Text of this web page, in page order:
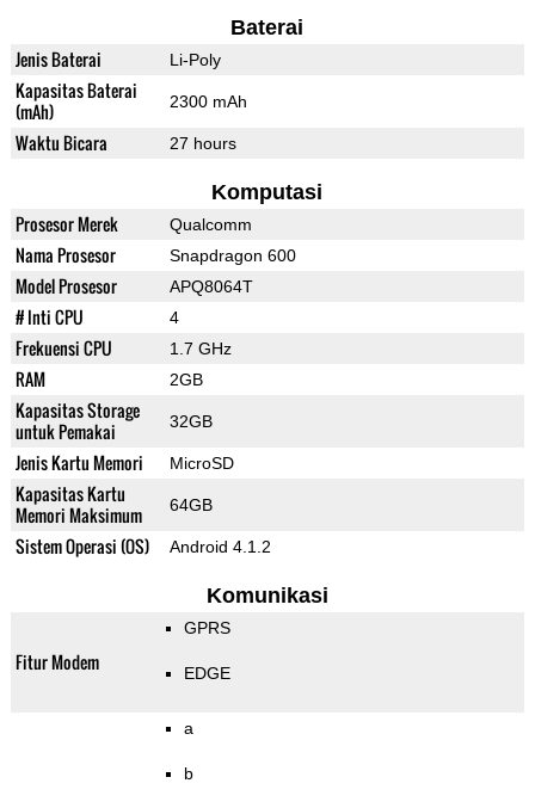
Baterai
Jenis Baterai Li-Poly
Kapasitas Baterai
(mAh)
2300 mAh
Waktu Bicara 27 hours
Komputasi
Prosesor Merek Qualcomm
Nama Prosesor Snapdragon 600
Model Prosesor APQ8064T
# Inti CPU 4
Frekuensi CPU 1.7 GHz
RAM 2GB
Kapasitas Storage
untuk Pemakai
32GB
Jenis Kartu Memori MicroSD
Kapasitas Kartu
Memori Maksimum
64GB
Sistem Operasi (OS) Android 4.1.2
Komunikasi
Fitur Modem
GPRS
EDGE
a
b